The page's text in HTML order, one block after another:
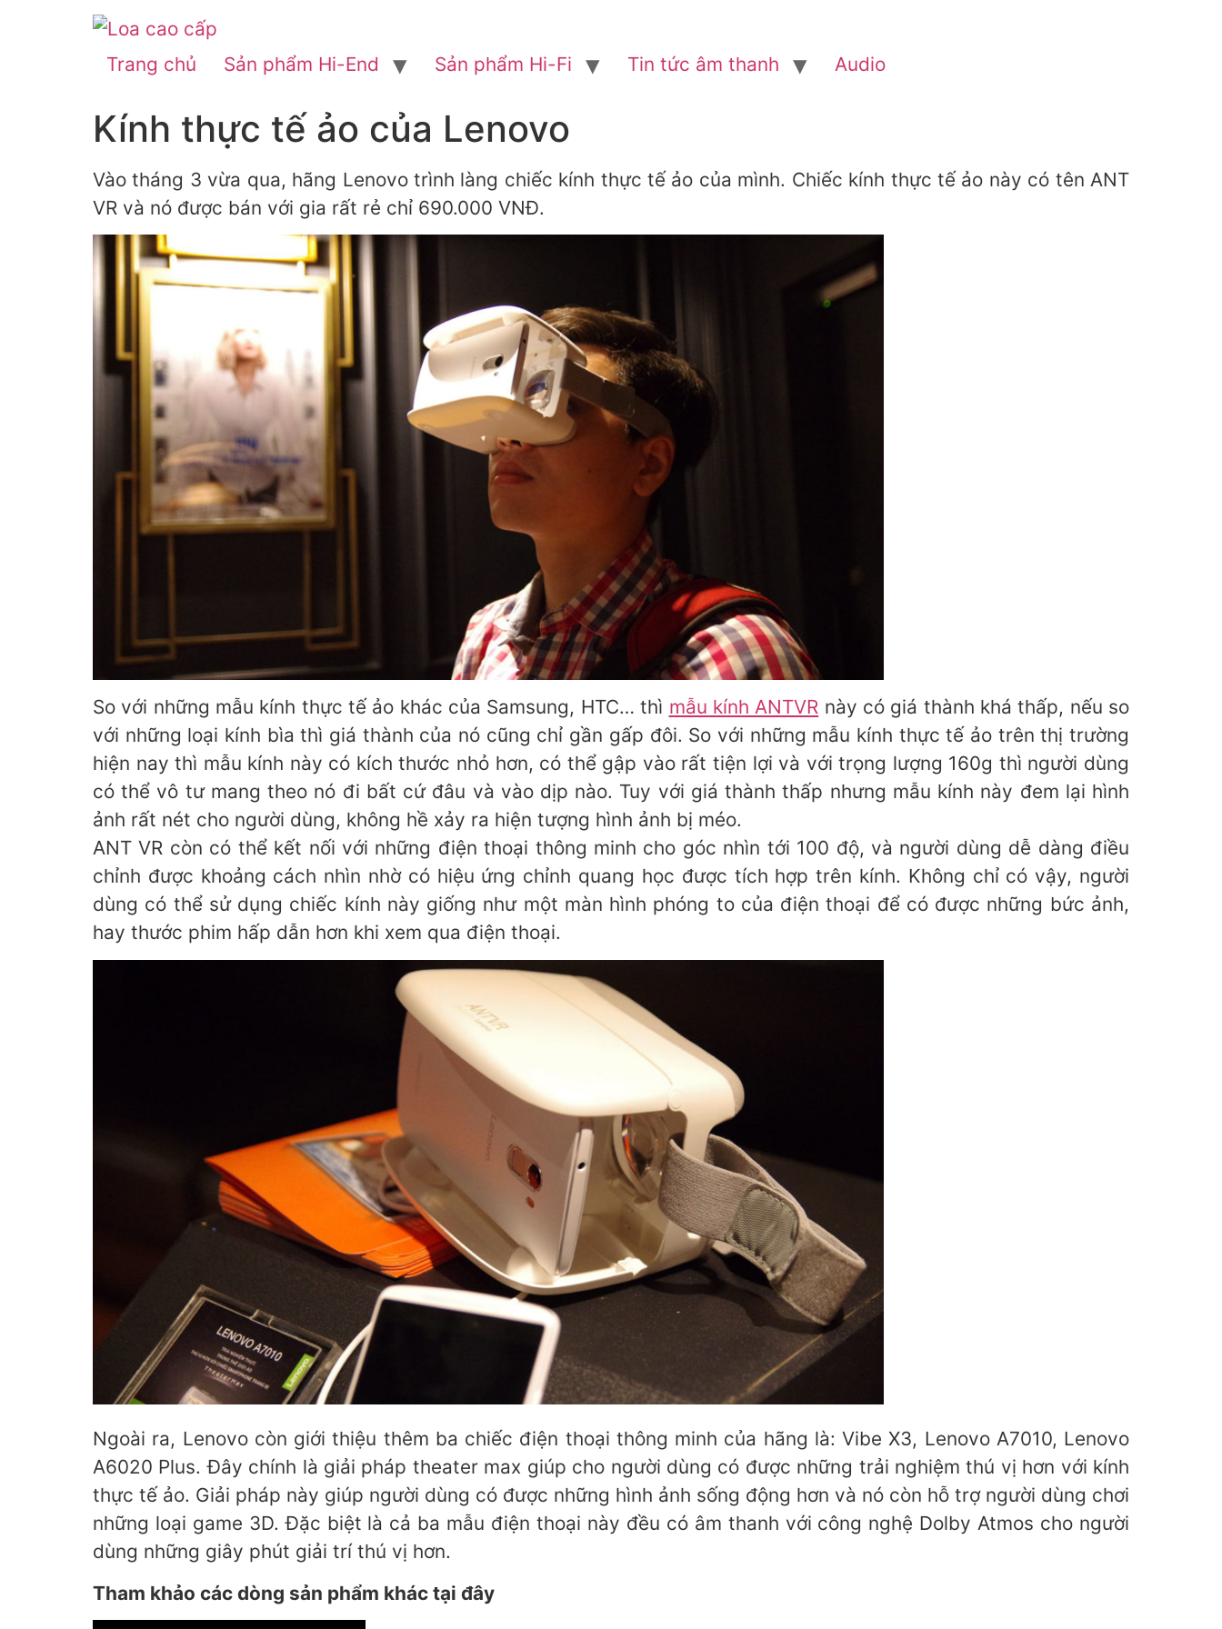
Trang chủ Sản phẩm Hi-End Sản phẩm Hi-Fi Tin tức âm thanh Audio
Kính thực tế ảo của Lenovo
Vào tháng 3 vừa qua, hãng Lenovo trình làng chiếc kính thực tế ảo của mình. Chiếc kính thực tế ảo này có tên ANT
VR và nó được bán với gia rất rẻ chỉ 690.000 VNĐ.
So với những mẫu kính thực tế ảo khác của Samsung, HTC… thì mẫu kính ANTVR này có giá thành khá thấp, nếu so
với những loại kính bìa thì giá thành của nó cũng chỉ gần gấp đôi. So với những mẫu kính thực tế ảo trên thị trường
hiện nay thì mẫu kính này có kích thước nhỏ hơn, có thể gập vào rất tiện lợi và với trọng lượng 160g thì người dùng
có thể vô tư mang theo nó đi bất cứ đâu và vào dịp nào. Tuy với giá thành thấp nhưng mẫu kính này đem lại hình
ảnh rất nét cho người dùng, không hề xảy ra hiện tượng hình ảnh bị méo.
ANT VR còn có thể kết nối với những điện thoại thông minh cho góc nhìn tới 100 độ, và người dùng dễ dàng điều
chỉnh được khoảng cách nhìn nhờ có hiệu ứng chỉnh quang học được tích hợp trên kính. Không chỉ có vậy, người
dùng có thể sử dụng chiếc kính này giống như một màn hình phóng to của điện thoại để có được những bức ảnh,
hay thước phim hấp dẫn hơn khi xem qua điện thoại.
Ngoài ra, Lenovo còn giới thiệu thêm ba chiếc điện thoại thông minh của hãng là: Vibe X3, Lenovo A7010, Lenovo
A6020 Plus. Đây chính là giải pháp theater max giúp cho người dùng có được những trải nghiệm thú vị hơn với kính
thực tế ảo. Giải pháp này giúp người dùng có được những hình ảnh sống động hơn và nó còn hỗ trợ người dùng chơi
những loại game 3D. Đặc biệt là cả ba mẫu điện thoại này đều có âm thanh với công nghệ Dolby Atmos cho người
dùng những giây phút giải trí thú vị hơn.
Tham khảo các dòng sản phẩm khác tại đây